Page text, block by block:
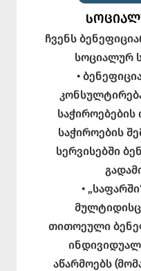
ჩვენს
სოციალურ
•
საჭიროების
სერვისებში
•
თითოეული
აწარმოებს